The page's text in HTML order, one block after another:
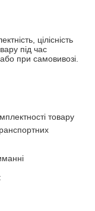
цілісність
під час
при самовивозі.
товару